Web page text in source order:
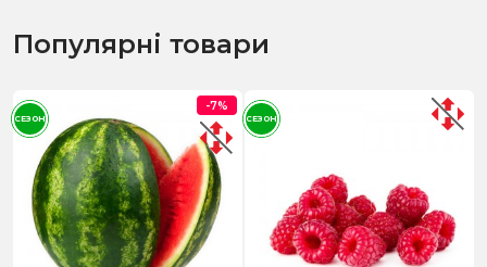
Популярні товари
-7%
СЕЗОН СЕЗОН